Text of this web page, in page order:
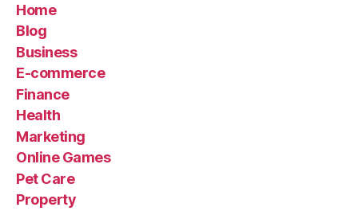
Home
Blog
Business
E-commerce
Finance
Health
Marketing
Online Games
Pet Care
Property